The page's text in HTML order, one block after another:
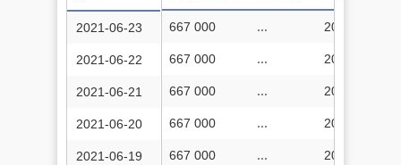
667 000 ... 204 027 587
667 000 ... 204 024 882
667 000 ... 204 021 868
667 000 ... 204 018 773
667 000 ... 204 016 036
2021-06-23
2021-06-22
2021-06-21
2021-06-20
2021-06-19